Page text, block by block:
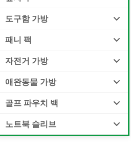
도구함 가방
패니 팩
자전거 가방
애완동물 가방
골프 파우치 백
노트북 슬리브